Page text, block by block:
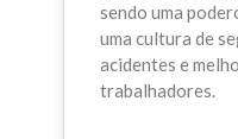
sendo uma
uma cultura de
acidentes e
trabalhadores.